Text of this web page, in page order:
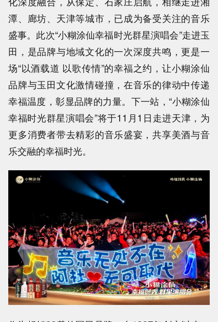
潭、廊坊、天津等城市，已成为备受关注的音乐
盛事。此次“小糊涂仙幸福时光群星演唱会”走进玉
田，是品牌与地域文化的一次深度共鸣，更是一
场“以酒载道 以歌传情”的幸福之约，让小糊涂仙
品牌与玉田文化激情碰撞，在音乐的律动中传递
幸福温度，彰显品牌的力量。下一站，“小糊涂仙
幸福时光群星演唱会”将于11月1日走进天津，为
更多消费者带去精彩的音乐盛宴，共享美酒与音
乐交融的幸福时光。